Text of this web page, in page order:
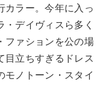
カラー。今年に入っ
デイヴィスら多く
ファションを公の場
目立ちすぎるドレス
モノトーン・スタイ